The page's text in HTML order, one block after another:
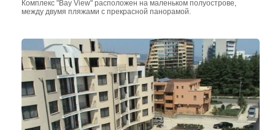
Комплекс "Bay View" расположен на маленьком полуострове,
между двумя пляжами с прекрасной панорамой.